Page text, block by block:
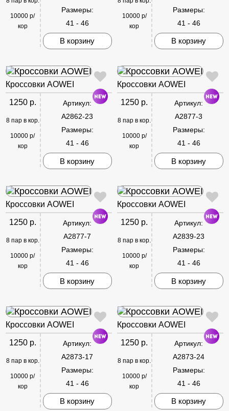
10000 р/
кор
Размеры:
41 - 46
В корзину
10000 р/
кор
Размеры:
41 - 46
В корзину
Кроссовки AOWEI
1250 р.
8 пар в кор.
10000 р/
кор
Артикул:
A2862-23
Размеры:
41 - 46
В корзину
Кроссовки AOWEI
1250 р.
8 пар в кор.
10000 р/
кор
Артикул:
A2877-3
Размеры:
41 - 46
В корзину
Кроссовки AOWEI
1250 р.
8 пар в кор.
10000 р/
кор
Артикул:
A2877-7
Размеры:
41 - 46
В корзину
Кроссовки AOWEI
1250 р.
8 пар в кор.
10000 р/
кор
Артикул:
A2839-23
Размеры:
41 - 46
В корзину
Кроссовки AOWEI
1250 р.
8 пар в кор.
10000 р/
кор
Артикул:
A2873-17
Размеры:
41 - 46
В корзину
Кроссовки AOWEI
1250 р.
8 пар в кор.
10000 р/
кор
Артикул:
A2873-24
Размеры:
41 - 46
В корзину